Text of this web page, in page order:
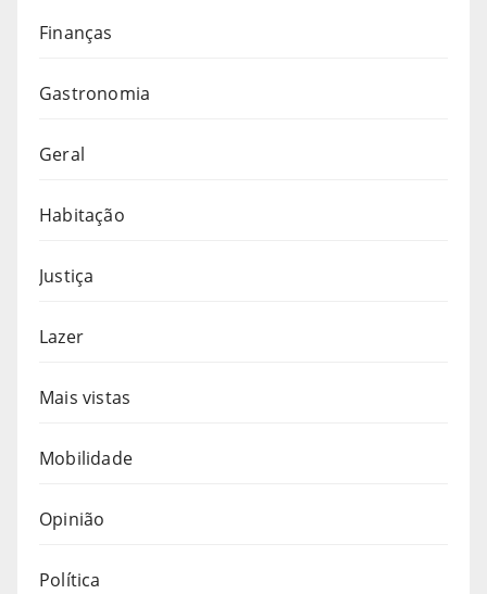
Finanças
Gastronomia
Geral
Habitação
Justiça
Lazer
Mais vistas
Mobilidade
Opinião
Política